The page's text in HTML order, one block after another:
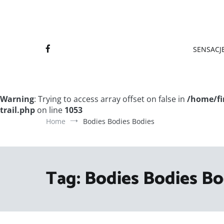
Warning: Trying to access array offset on false in /home/
trail.php on line 1053
Home Bodies Bodies Bodies
Tag: Bodies Bodies